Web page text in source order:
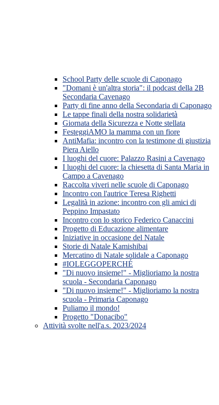
School Party delle scuole di Caponago
"Domani è un'altra storia": il podcast della 2B
Secondaria Cavenago
Party di fine anno della Secondaria di Caponago
Le tappe finali della nostra solidarietà
Giornata della Sicurezza e Notte stellata
FesteggiAMO la mamma con un fiore
AntiMafia: incontro con la testimone di giustizia
Piera Aiello
I luoghi del cuore: Palazzo Rasini a Cavenago
I luoghi del cuore: la chiesetta di Santa Maria in
Campo a Cavenago
Raccolta viveri nelle scuole di Caponago
Incontro con l'autrice Teresa Righetti
Legalità in azione: incontro con gli amici di
Peppino Impastato
Incontro con lo storico Federico Canaccini
Progetto di Educazione alimentare
Iniziative in occasione del Natale
Storie di Natale Kamishibai
Mercatino di Natale solidale a Caponago
#IOLEGGOPERCHÉ
"Di nuovo insieme!" - Miglioriamo la nostra
scuola - Secondaria Caponago
"Di nuovo insieme!" - Miglioriamo la nostra
scuola - Primaria Caponago
Puliamo il mondo!
Progetto "Donacibo"
Attività svolte nell'a.s. 2023/2024